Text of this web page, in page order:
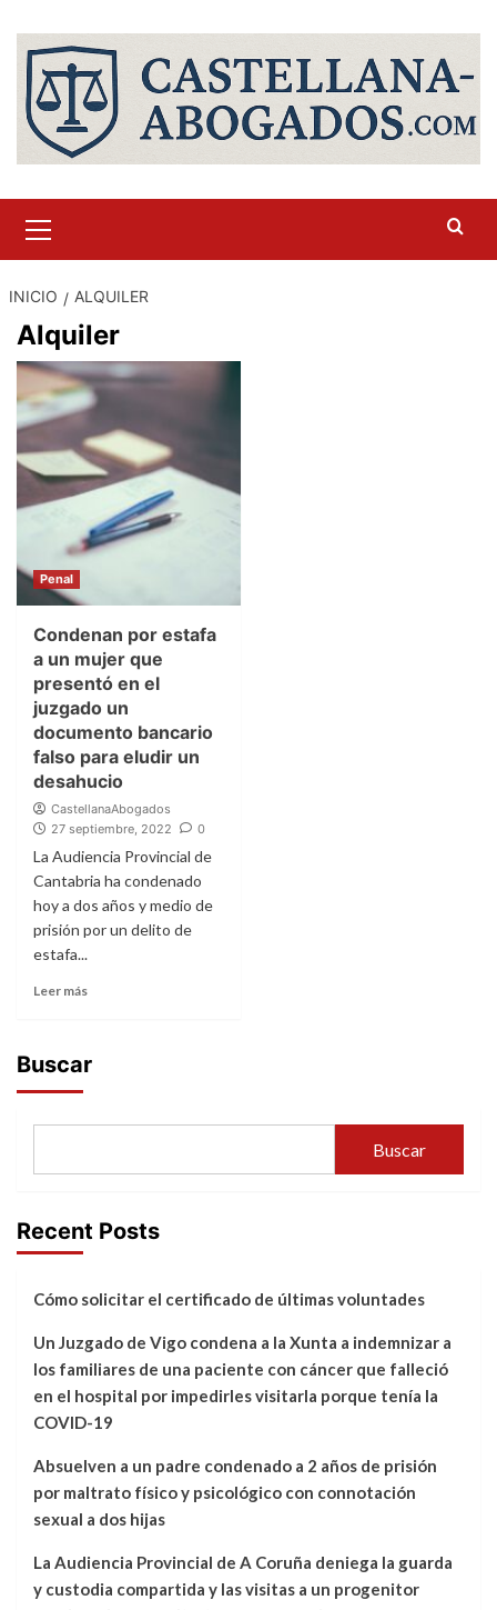
contenido
primario
INICIO ALQUILER
Alquiler
Penal
Condenan por estafa
a un mujer que
presentó en el
juzgado un
documento bancario
falso para eludir un
desahucio
CastellanaAbogados
27 septiembre, 2022
0
La Audiencia Provincial de
Cantabria ha condenado
hoy a dos años y medio de
prisión por un delito de
estafa...
Leer más
Buscar
Buscar
Recent Posts
Cómo solicitar el certificado de últimas voluntades
Un Juzgado de Vigo condena a la Xunta a indemnizar a
los familiares de una paciente con cáncer que falleció
en el hospital por impedirles visitarla porque tenía la
COVID-19
Absuelven a un padre condenado a 2 años de prisión
por maltrato físico y psicológico con connotación
sexual a dos hijas
La Audiencia Provincial de A Coruña deniega la guarda
y custodia compartida y las visitas a un progenitor